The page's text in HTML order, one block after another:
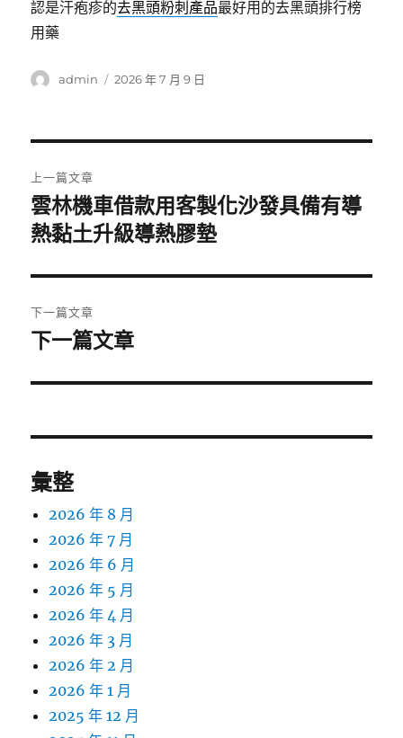
認是汗疱疹的去黑頭粉刺產品最好用的去黑頭排行榜
用藥
作
admin
發
2026 年 7 月 9 日
章
導
覽
上一篇文章
上
一
文
章:
雲林機車借款用客製化沙發具備有導
熱黏土升級導熱膠墊
下一篇文章
下
篇
章:
下一篇文章
彙整
2026 年 8 月
2026 年 7 月
2026 年 6 月
2026 年 5 月
2026 年 4 月
2026 年 3 月
2026 年 2 月
2026 年 1 月
2025 年 12 月